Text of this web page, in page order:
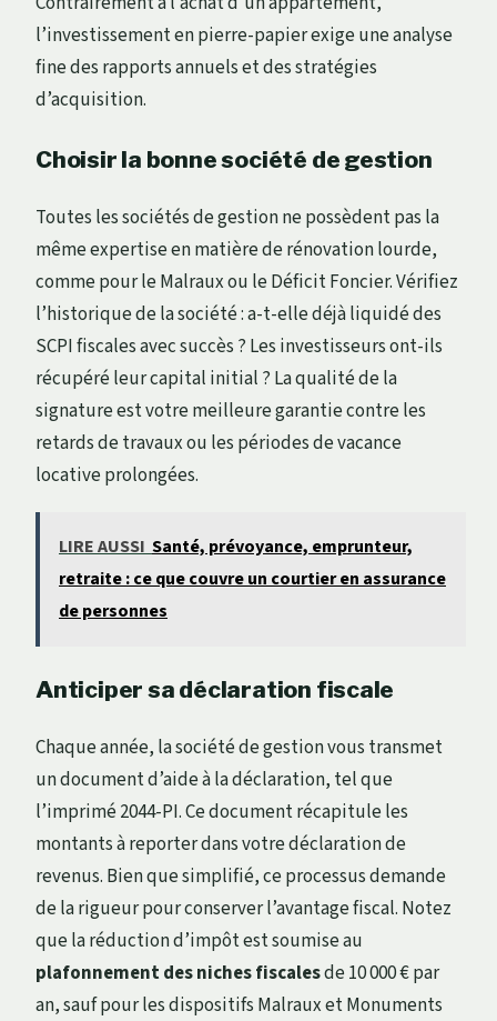
l’investissement en pierre-papier exige une analyse
fine des rapports annuels et des stratégies
d’acquisition.
Choisir la bonne société de gestion
Toutes les sociétés de gestion ne possèdent pas la
même expertise en matière de rénovation lourde,
comme pour le Malraux ou le Déficit Foncier. Vérifiez
l’historique de la société : a-t-elle déjà liquidé des
SCPI fiscales avec succès ? Les investisseurs ont-ils
récupéré leur capital initial ? La qualité de la
signature est votre meilleure garantie contre les
retards de travaux ou les périodes de vacance
locative prolongées.
LIRE AUSSI Santé, prévoyance, emprunteur,
retraite : ce que couvre un courtier en assurance
de personnes
Anticiper sa déclaration fiscale
Chaque année, la société de gestion vous transmet
un document d’aide à la déclaration, tel que
l’imprimé 2044-PI. Ce document récapitule les
montants à reporter dans votre déclaration de
revenus. Bien que simplifié, ce processus demande
de la rigueur pour conserver l’avantage fiscal. Notez
que la réduction d’impôt est soumise au
plafonnement des niches fiscalesde 10 000 € par
an, sauf pour les dispositifs Malraux et Monuments